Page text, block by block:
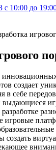
с 10:00 до
создает
в себе
выдающиеся
игровые
создать